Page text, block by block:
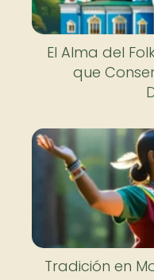
El Alma del
que
Tradición en